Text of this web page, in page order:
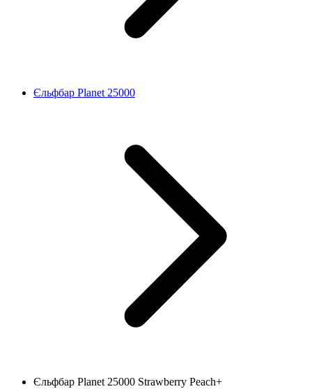
Єльфбар Planet 25000
Єльфбар Planet 25000 Strawberry Peach+